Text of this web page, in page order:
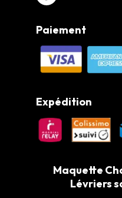
Paiement
Expédition
Maquette
Lévriers